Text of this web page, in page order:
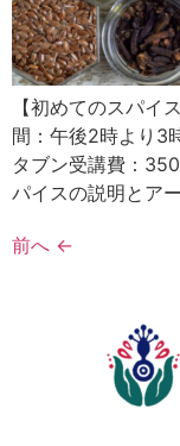
【初めてのスパ
間：午後2時より3
タブン受講費：
パイスの説明とア
前へ ←